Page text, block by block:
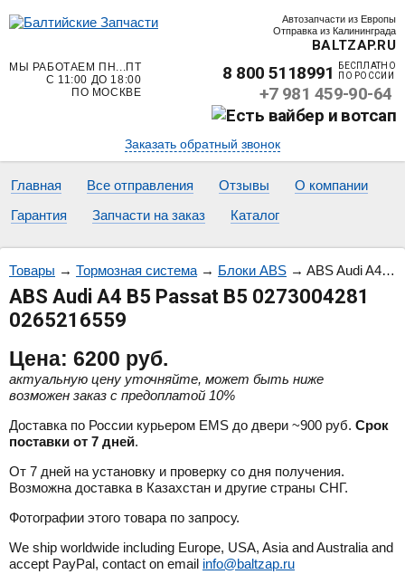
Автозапчасти из Европы
Отправка из Калининграда
BALTZAP.RU
МЫ РАБОТАЕМ ПН...ПТ
С 11:00 ДО 18:00
ПО МОСКВЕ
8 800 5118991
БЕСПЛАТНО
ПО РОССИИ
+7 981 459-90-64
Заказать обратный звонок
Главная Все отправления Отзывы
О компании
Гарантия
Запчасти на заказ Каталог
Товары → Тормозная система→ Блоки ABS → ABS Audi A4 B5 Passat B5 0273004281 0265216559
ABS Audi A4 B5 Passat B5 0273004281
0265216559
Цена: 6200 руб.
актуальную цену уточняйте, может быть ниже
возможен заказ с предоплатой 10%
Доставка по России курьером EMS до двери ~900 руб. Срок
поставки от 7 дней.
От 7 дней на установку и проверку со дня получения.
Возможна доставка в Казахстан и другие страны СНГ.
Фотографии этого товара по запросу.
We ship worldwide including Europe, USA, Asia and Australia and
accept PayPal, contact on email info@baltzap.ru